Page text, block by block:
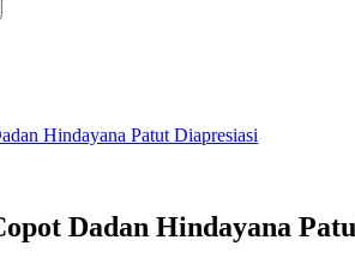
Hindayana Patut Diapresiasi
Dadan Hindayana